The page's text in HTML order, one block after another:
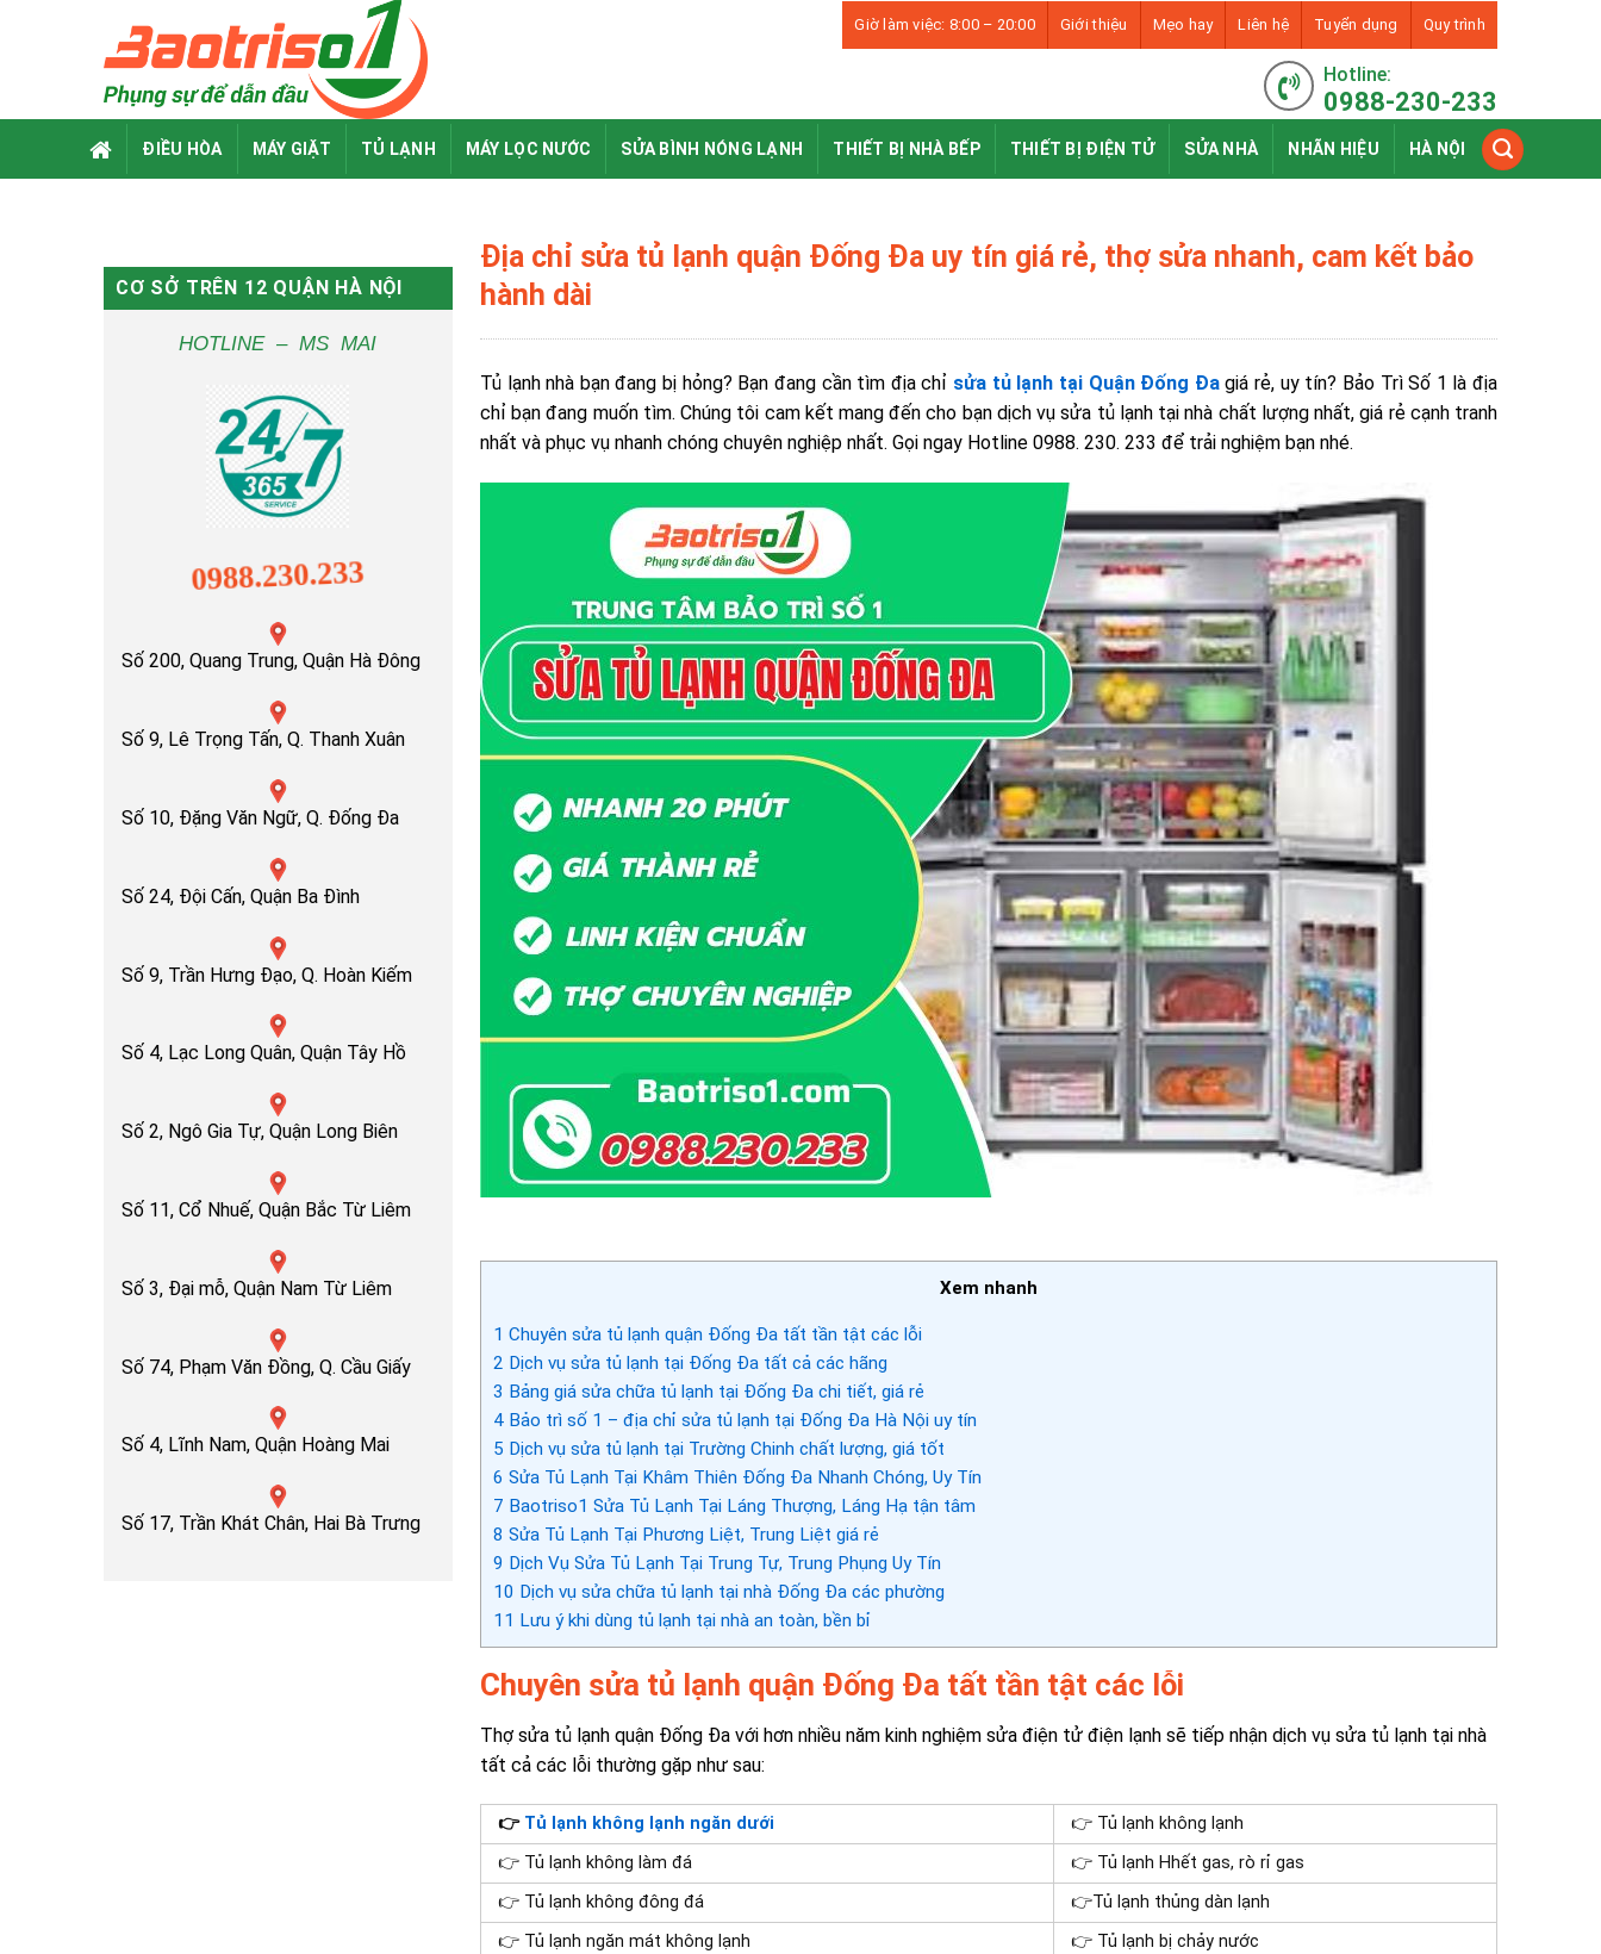
Giờ làm việc: 8:00 – 20:00 Giới thiệu Mẹo hay Liên hệ Tuyển dụng Quy trình
Hotline:
0988-230-233
ĐIỀU HÒA MÁY GIẶT TỦ LẠNH MÁY LỌC NƯỚC SỬA BÌNH NÓNG LẠNH THIẾT BỊ NHÀ BẾP THIẾT BỊ ĐIỆN TỬ SỬA NHÀ NHÃN HIỆU HÀ NỘI
CƠ SỞ TRÊN 12 QUẬN HÀ NỘI
HOTLINE – MS MAI
0988.230.233
Số 200, Quang Trung, Quận Hà Đông
Số 9, Lê Trọng Tấn, Q. Thanh Xuân
Số 10, Đặng Văn Ngữ, Q. Đống Đa
Số 24, Đội Cấn, Quận Ba Đình
Số 9, Trần Hưng Đạo, Q. Hoàn Kiếm
Số 4, Lạc Long Quân, Quận Tây Hồ
Số 2, Ngô Gia Tự, Quận Long Biên
Số 11, Cổ Nhuế, Quận Bắc Từ Liêm
Số 3, Đại mỗ, Quận Nam Từ Liêm
Số 74, Phạm Văn Đồng, Q. Cầu Giấy
Số 4, Lĩnh Nam, Quận Hoàng Mai
Số 17, Trần Khát Chân, Hai Bà Trưng
Địa chỉ sửa tủ lạnh quận Đống Đa uy tín giá rẻ, thợ sửa nhanh, cam kết bảo
hành dài
Tủ lạnh nhà bạn đang bị hỏng? Bạn đang cần tìm địa chỉ sửa tủ lạnh tại Quận Đống Đagiá rẻ, uy tín? Bảo Trì Số 1 là địa
chỉ bạn đang muốn tìm. Chúng tôi cam kết mang đến cho bạn dịch vụ sửa tủ lạnh tại nhà chất lượng nhất, giá rẻ cạnh tranh
nhất và phục vụ nhanh chóng chuyên nghiệp nhất. Gọi ngay Hotline 0988. 230. 233 để trải nghiệm bạn nhé.
Xem nhanh
1 Chuyên sửa tủ lạnh quận Đống Đa tất tần tật các lỗi
2 Dịch vụ sửa tủ lạnh tại Đống Đa tất cả các hãng
3 Bảng giá sửa chữa tủ lạnh tại Đống Đa chi tiết, giá rẻ
4Bảo trì số 1 – địa chỉ sửa tủ lạnh tại Đống Đa Hà Nội uy tín
5 Dịch vụ sửa tủ lạnh tại Trường Chinh chất lượng, giá tốt
6 Sửa Tủ Lạnh Tại Khâm Thiên Đống Đa Nhanh Chóng, Uy Tín
7 Baotriso1 Sửa Tủ Lạnh Tại Láng Thượng, Láng Hạ tận tâm
8 Sửa Tủ Lạnh Tại Phương Liệt, Trung Liệt giá rẻ
9 Dịch Vụ Sửa Tủ Lạnh Tại Trung Tự, Trung Phụng Uy Tín
10 Dịch vụ sửa chữa tủ lạnh tại nhà Đống Đa các phường
11 Lưu ý khi dùng tủ lạnh tại nhà an toàn, bền bỉ
Chuyên sửa tủ lạnh quận Đống Đa tất tần tật các lỗi
Thợ sửa tủ lạnh quận Đống Đa với hơn nhiều năm kinh nghiệm sửa điện tử điện lạnh sẽ tiếp nhận dịch vụ sửa tủ lạnh tại nhà
tất cả các lỗi thường gặp như sau:
👉 Tủ lạnh không lạnh ngăn dưới
👉 Tủ lạnh không lạnh
👉 Tủ lạnh không làm đá
👉 Tủ lạnh Hhết gas, rò rỉ gas
👉 Tủ lạnh không đông đá
👉Tủ lạnh thủng dàn lạnh
👉 Tủ lạnh ngăn mát không lạnh
👉 Tủ lạnh bị chảy nước